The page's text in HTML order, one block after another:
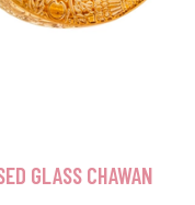
GLASS CHAWAN